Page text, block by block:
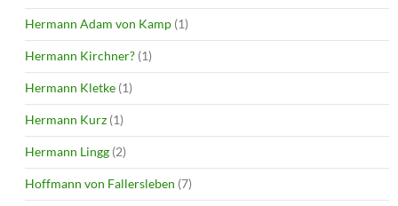
Hermann Adam von Kamp (1)
Hermann Kirchner? (1)
Hermann Kletke (1)
Hermann Kurz (1)
Hermann Lingg (2)
Hoffmann von Fallersleben (7)